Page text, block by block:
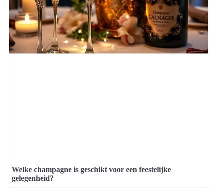
Welke champagne is geschikt voor een feestelijke
gelegenheid?